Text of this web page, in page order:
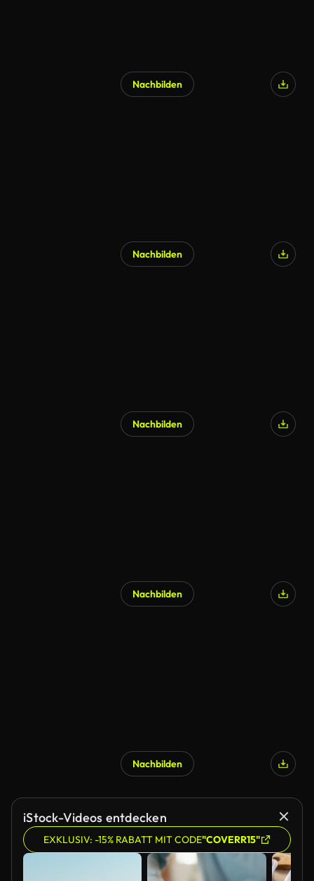
Nachbilden
Nachbilden
Nachbilden
Nachbilden
Nachbilden
iStock-Videos entdecken
EXKLUSIV: -15% RABATT MIT CODE"COVERR15"